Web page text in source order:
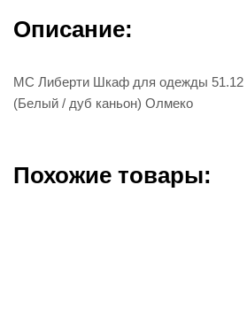
Описание:
МС Либерти Шкаф для одежды 51.12
(Белый / дуб каньон) Олмеко
Похожие товары: